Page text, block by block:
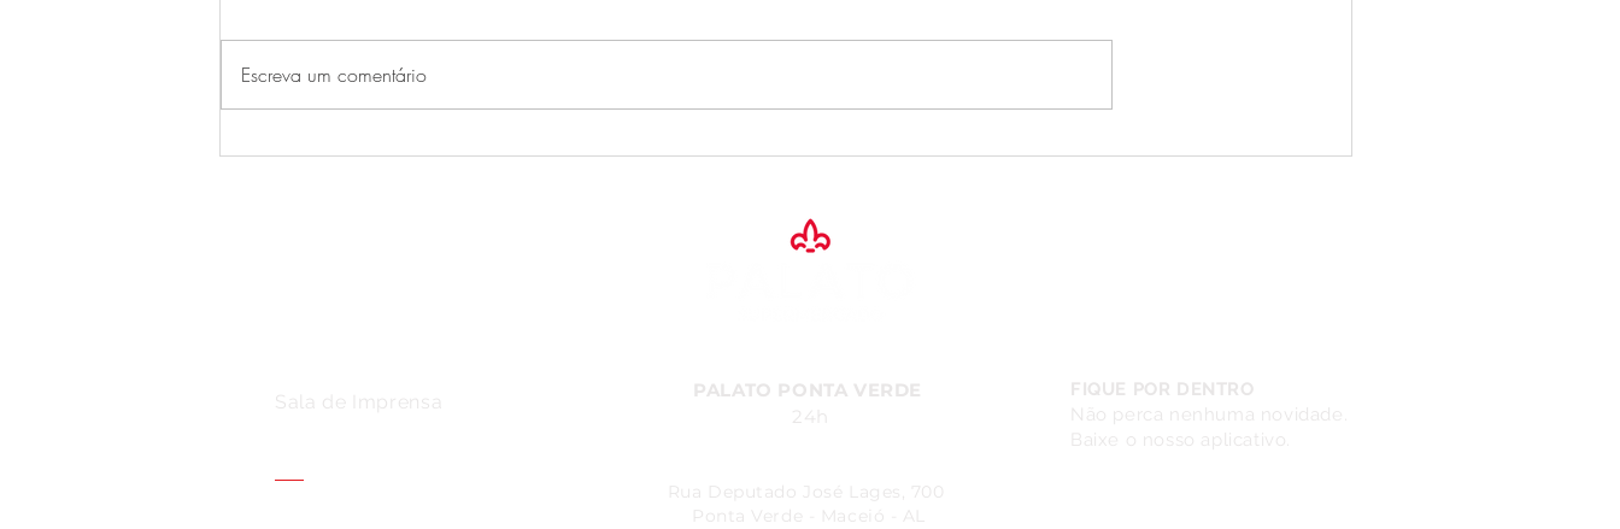
Escreva um comentário
Sala de Imprensa
PALATO PONTA VERDE
24h
FIQUE POR DENTRO
Não perca nenhuma novidade.
Baixe o nosso aplicativo.
Rua Deputado José Lages, 700
Ponta Verde - Maceió - AL